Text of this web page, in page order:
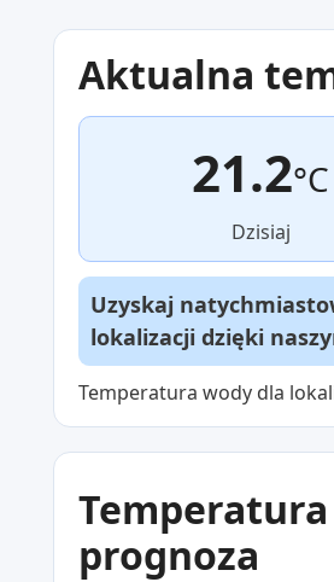
Aktualna
21.2°C
Dzisiaj
Uzyskaj
lokalizacji dzięki
Temperatura wody dla
prognoza